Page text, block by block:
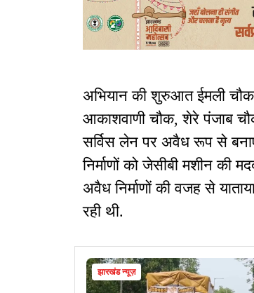
अभियान की शुरुआत ईमली
आकाशवाणी चौक, शेरे पंजाब
सर्विस लेन पर अवैध रूप से
निर्माणों को जेसीबी मशीन की
अवैध निर्माणों की वजह से
रही थी.
झारखंड न्यूज़